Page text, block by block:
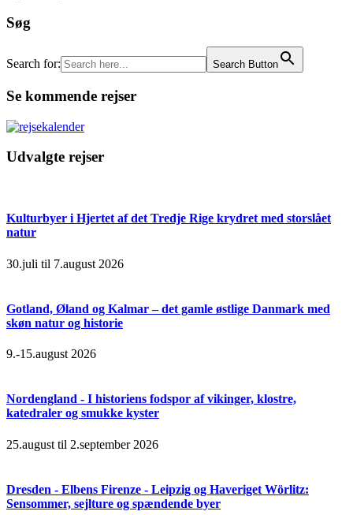
Søg
Search for: Search Button
Se kommende rejser
Udvalgte rejser
Kulturbyer i Hjertet af det Tredje Rige krydret med storslået
natur
30.juli til 7.august 2026
Gotland, Øland og Kalmar – det gamle østlige Danmark med
skøn natur og historie
9.-15.august 2026
Nordengland - I historiens fodspor af vikinger, klostre,
katedraler og smukke kyster
25.august til 2.september 2026
Dresden - Elbens Firenze - Leipzig og Haveriget Wörlitz:
Sensommer, sejlture og spændende byer